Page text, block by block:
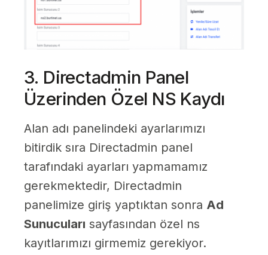
3. Directadmin Panel
Üzerinden Özel NS Kaydı
Alan adı panelindeki ayarlarımızı
bitirdik sıra Directadmin panel
tarafındaki ayarları yapmamamız
gerekmektedir, Directadmin
panelimize giriş yaptıktan sonra Ad
Sunucuları sayfasından özel ns
kayıtlarımızı girmemiz gerekiyor.